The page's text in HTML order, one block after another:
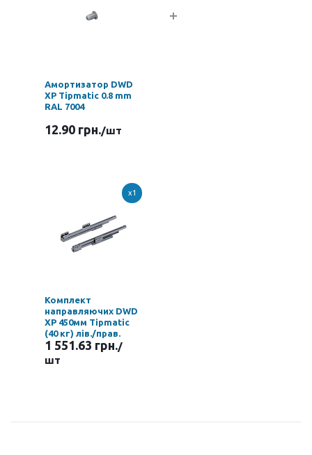
Амортизатор DWD
XP Tipmatic 0.8 mm
RAL 7004
12.90 грн./шт
x1
Комплект
направляючих DWD
XP 450мм Tipmatic
(40 кг) лів./прав.
1 551.63 грн./
шт